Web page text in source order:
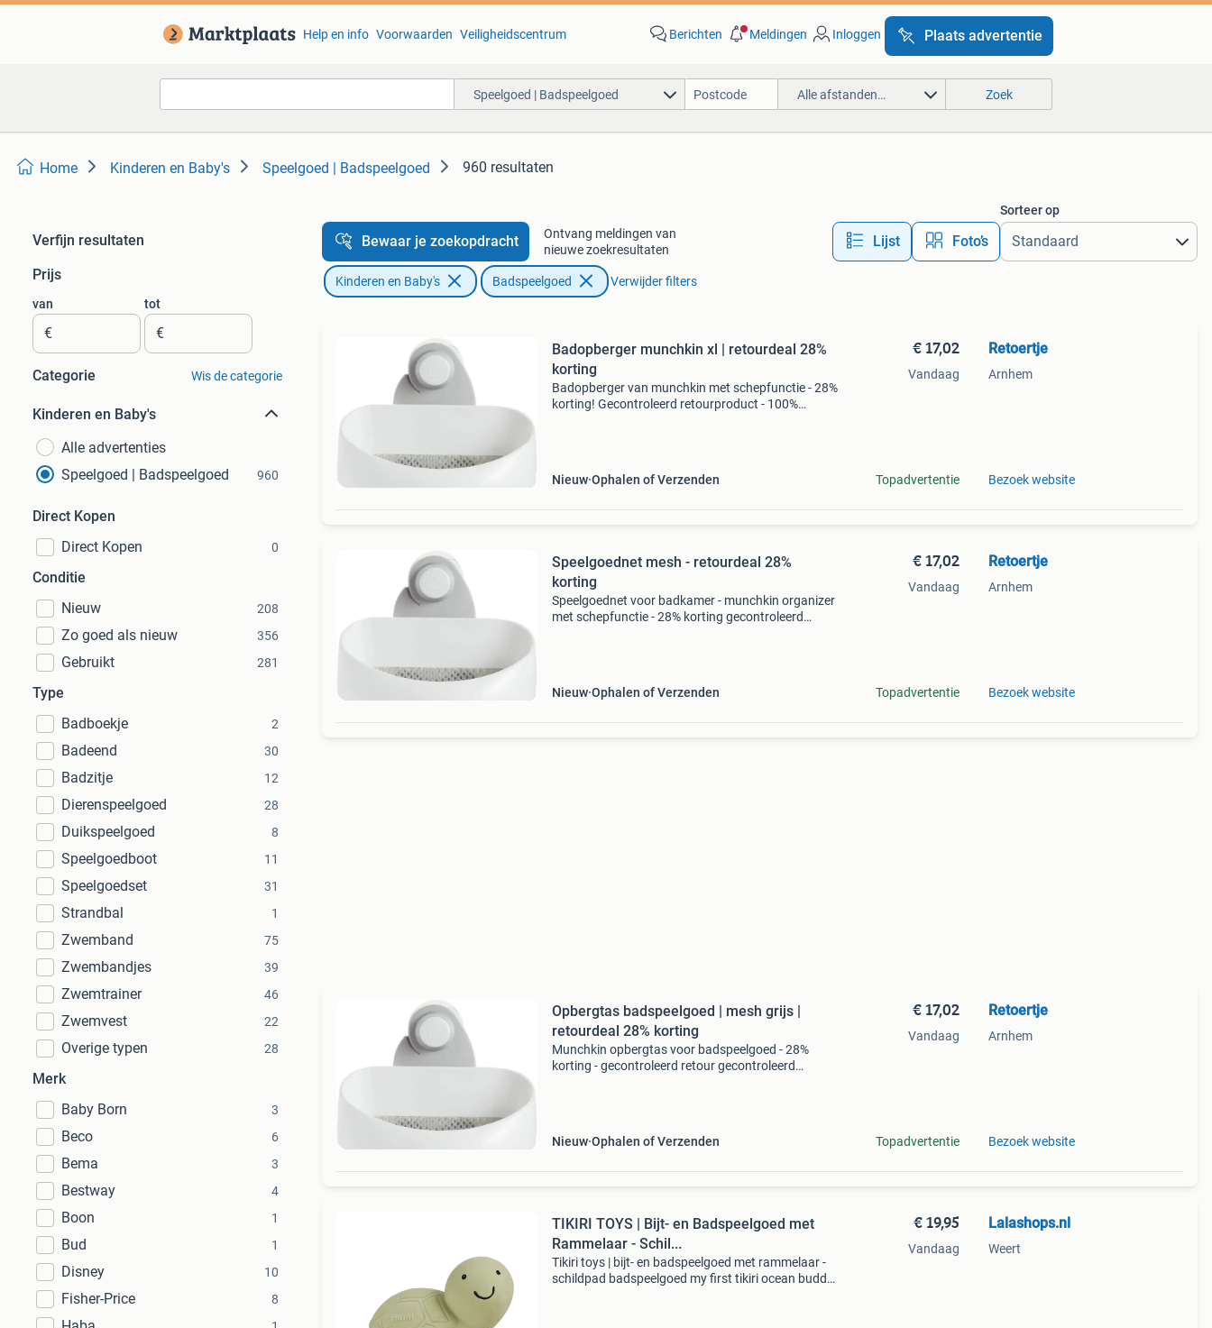
Help en info Voorwaarden Veiligheidscentrum Berichten Meldingen Inloggen Plaats advertentie
Speelgoed | Badspeelgoed Alle afstanden… Zoek
Home Kinderen en Baby's Speelgoed | Badspeelgoed 960 resultaten
Verfijn resultaten
Prijs
van
€
tot
€
Categorie Wis de categorie
Kinderen en Baby's
Alle advertenties
Speelgoed | Badspeelgoed
960
Direct Kopen
Direct Kopen
0
Conditie
Nieuw
208
Zo goed als nieuw 356
Gebruikt 281
Type
Badboekje
2
Badeend 30
Badzitje 12
Dierenspeelgoed 28
Duikspeelgoed 8
Speelgoedboot 11
Speelgoedset 31
Strandbal 1
Zwemband 75
Zwembandjes 39
Zwemtrainer 46
Zwemvest 22
Overige typen 28
Merk
Baby Born
3
Beco 6
Bema 3
Bestway 4
Boon 1
Bud 1
Disney 10
Fisher-Price 8
Bewaar je zoekopdracht
Ontvang meldingen van
nieuwe zoekresultaten
Lijst Foto’s
Sorteer op
Kinderen en Baby's Badspeelgoed Verwijder filters
Badopberger munchkin xl | retourdeal 28%
korting
Badopberger van munchkin met schepfunctie - 28%
korting! Gecontroleerd retourproduct - 100%
Nieuw Ophalen of Verzenden
€ 17,02
Vandaag
Topadvertentie
Retoertje
Arnhem
Bezoek website
Speelgoednet mesh - retourdeal 28%
korting
Speelgoednet voor badkamer - munchkin organizer
met schepfunctie - 28% korting gecontroleerd
Nieuw Ophalen of Verzenden
€ 17,02
Vandaag
Topadvertentie
Retoertje
Arnhem
Bezoek website
Opbergtas badspeelgoed | mesh grijs |
retourdeal 28% korting
Munchkin opbergtas voor badspeelgoed - 28%
korting - gecontroleerd retour gecontroleerd
Nieuw Ophalen of Verzenden
€ 17,02
Vandaag
Topadvertentie
Retoertje
Arnhem
Bezoek website
TIKIRI TOYS | Bijt- en Badspeelgoed met
Rammelaar - Schil...
Tikiri toys | bijt- en badspeelgoed met rammelaar -
schildpad badspeelgoed my first tikiri ocean buddy
€ 19,95
Vandaag
Lalashops.nl
Weert